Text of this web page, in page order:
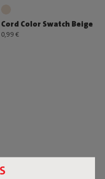
Cord Color Swatch Beige
0,99 €